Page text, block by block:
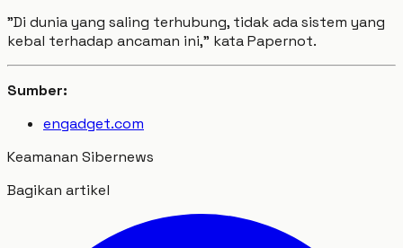
"Di dunia yang saling terhubung, tidak ada sistem yang
kebal terhadap ancaman ini," kata Papernot.
Sumber:
engadget.com
Keamanan Sibernews
Bagikan artikel